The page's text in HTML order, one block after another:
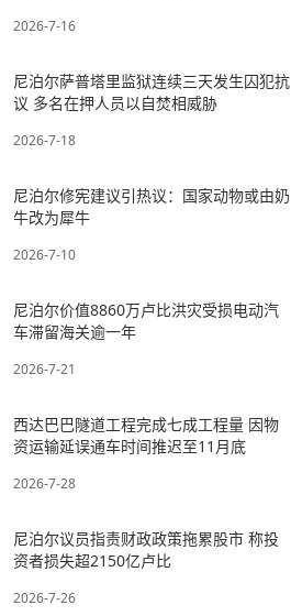
2026-7-16
尼泊尔萨普塔里监狱连续三天发生囚犯抗
议 多名在押人员以自焚相威胁
2026-7-18
尼泊尔修宪建议引热议：国家动物或由奶
牛改为犀牛
2026-7-10
尼泊尔价值8860万卢比洪灾受损电动汽
车滞留海关逾一年
2026-7-21
西达巴巴隧道工程完成七成工程量 因物
资运输延误通车时间推迟至11月底
2026-7-28
尼泊尔议员指责财政政策拖累股市 称投
资者损失超2150亿卢比
2026-7-26